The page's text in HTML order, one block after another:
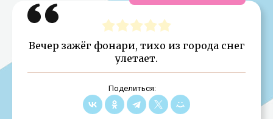
Вечер зажёг фонари, тихо из города снег
улетает.
Поделиться: